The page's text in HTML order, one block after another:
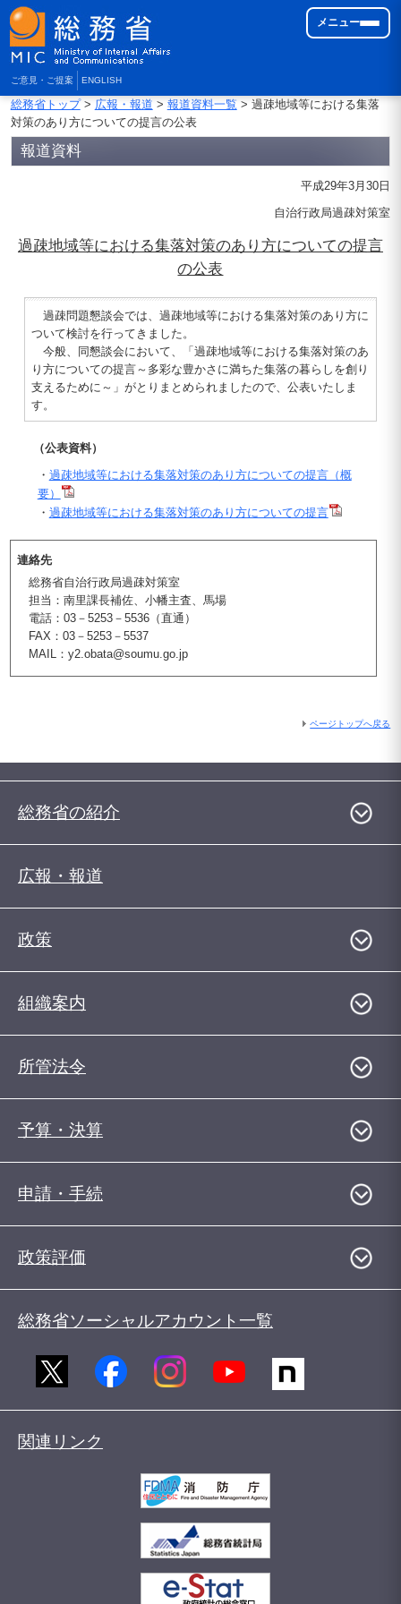
ご意見・ご提案 ENGLISH
メニュー
総務省トップ> 広報・報道 > 報道資料一覧> 過疎地域等における集落
対策のあり方についての提言の公表
報道資料
平成29年3月30日
自治行政局過疎対策室
過疎地域等における集落対策のあり方についての提言
の公表
過疎問題懇談会では、過疎地域等における集落対策のあり方に
ついて検討を行ってきました。
今般、同懇談会において、「過疎地域等における集落対策のあ
り方についての提言～多彩な豊かさに満ちた集落の暮らしを創り
支えるために～」がとりまとめられましたので、公表いたしま
す。
（公表資料）
・ 過疎地域等における集落対策のあり方についての提言（概
要）
・ 過疎地域等における集落対策のあり方についての提言
連絡先
総務省自治行政局過疎対策室
担当：南里課長補佐、小幡主査、馬場
電話：03－5253－5536（直通）
FAX：03－5253－5537
MAIL：y2.obata@soumu.go.jp
ページトップへ戻る
総務省の紹介
広報・報道
政策
組織案内
所管法令
予算・決算
申請・手続
政策評価
総務省ソーシャルアカウント一覧
関連リンク